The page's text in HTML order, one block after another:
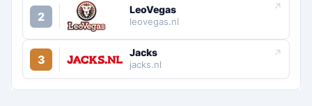
↗
2 LeoVegas
leovegas.nl
↗
3 Jacks
jacks.nl